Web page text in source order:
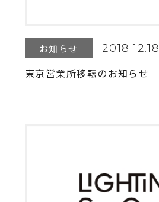
お知らせ 2018.12.18
東京営業所移転のお知らせ